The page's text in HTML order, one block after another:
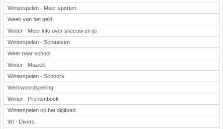
Winterspelen - Meer sporten
Week van het geld
Winter - Meer info over sneeuw en ijs
Winterspelen - Schaatsen
Weer naar school
Winter - Muziek
Winterspelen - Schooltv
Werkwoordspelling
Winter - Prentenboek
Winterspelen op het digibord
WI - Divers